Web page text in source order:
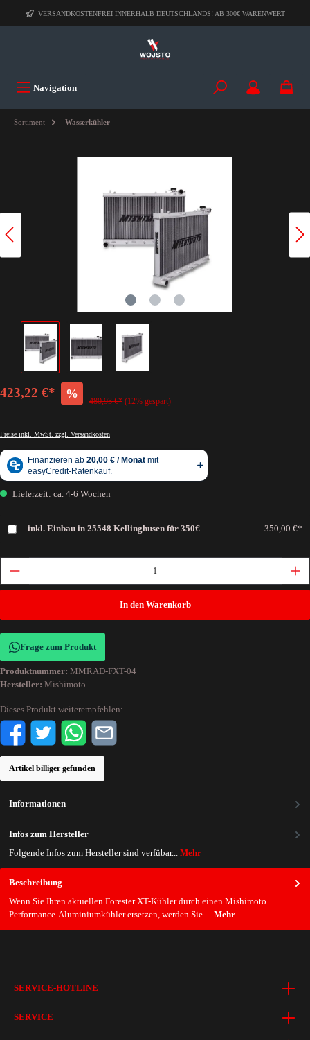
VERSANDKOSTENFREI INNERHALB DEUTSCHLANDS! AB 300€ WARENWERT
Navigation
Sortiment Wasserkühler
423,22 €* %
480,93 €* (12% gespart)
Preise inkl. MwSt. zzgl. Versandkosten
Lieferzeit: ca. 4-6 Wochen
inkl. Einbau in 25548 Kellinghusen für 350€ 350,00 €*
In den Warenkorb
Frage zum Produkt
Produktnummer: MMRAD-FXT-04
Hersteller: Mishimoto
Dieses Produkt weiterempfehlen:
Artikel billiger gefunden
Beschreibung
Wenn Sie Ihren aktuellen Forester XT-Kühler durch einen Mishimoto
Performance-Aluminiumkühler ersetzen, werden Sie… Mehr
Informationen
Infos zum Hersteller
Folgende Infos zum Hersteller sind verfübar... Mehr
SERVICE-HOTLINE
SERVICE